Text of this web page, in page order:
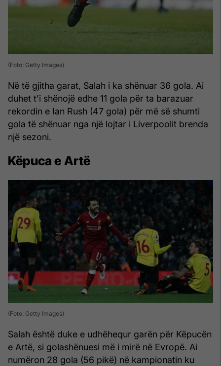
(Foto: Getty Images)
Në të gjitha garat, Salah i ka shënuar 36 gola. Ai
duhet t'i shënojë edhe 11 gola për ta barazuar
rekordin e Ian Rush (47 gola) për më së shumti
gola të shënuar nga një lojtar i Liverpoolit brenda
një sezoni.
Këpuca e Artë
(Foto: Getty Images)
Salah është duke e udhëhequr garën për Këpucën
e Artë, si golashënuesi më i mirë në Evropë. Ai
numëron 28 gola (56 pikë) në kampionatin ku